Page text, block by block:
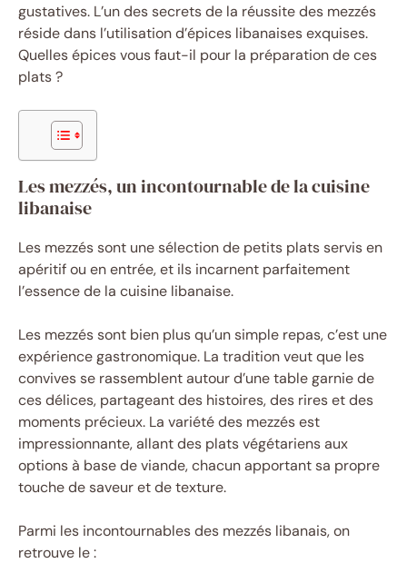
gustatives. L’un des secrets de la réussite des mezzés
réside dans l’utilisation d’épices libanaises exquises.
Quelles épices vous faut-il pour la préparation de ces
plats ?
Les mezzés, un incontournable de la cuisine
libanaise
Les mezzés sont une sélection de petits plats servis en
apéritif ou en entrée, et ils incarnent parfaitement
l’essence de la cuisine libanaise.
Les mezzés sont bien plus qu’un simple repas, c’est une
expérience gastronomique. La tradition veut que les
convives se rassemblent autour d’une table garnie de
ces délices, partageant des histoires, des rires et des
moments précieux. La variété des mezzés est
impressionnante, allant des plats végétariens aux
options à base de viande, chacun apportant sa propre
touche de saveur et de texture.
Parmi les incontournables des mezzés libanais, on
retrouve le :